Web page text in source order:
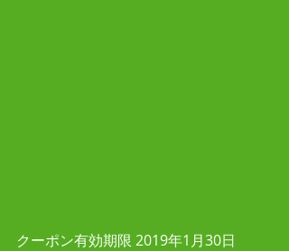
クーポン有効期限 2019年1月30日